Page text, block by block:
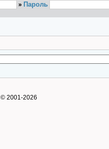
» Пароль
© 2001-2026